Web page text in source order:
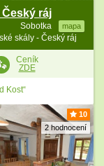
ráj
Sobotka mapa
skály - Český ráj
Ceník
ZDE
Kost“
10
2 hodnocení